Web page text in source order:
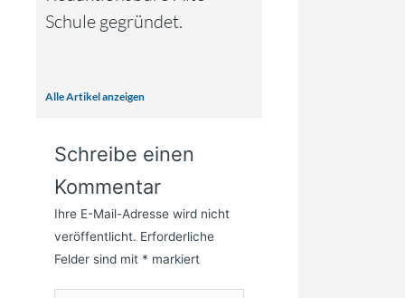
Schule gegründet.
Alle Artikel anzeigen
Schreibe einen
Kommentar
Ihre E-Mail-Adresse wird nicht
veröffentlicht. Erforderliche
Felder sind mit * markiert